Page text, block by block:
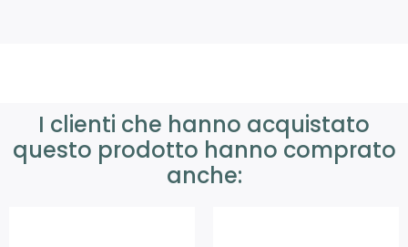
I clienti che hanno acquistato
questo prodotto hanno comprato
anche: